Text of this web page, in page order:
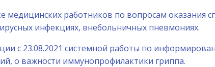
медицинских работников по вопросам
инфекциях, внебольничных пневмониях.
с 23.08.2021 системной работы по
о важности иммунопрофилактики гриппа.